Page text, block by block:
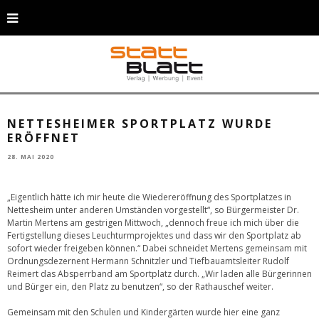
Ein tolles Projekt wurde nun an die Menschen in Rommerskirchen
übergeben. Bürgermeister Dr. Martin Mertens (Bildmitte) hätte sich gerne
einen anderen Rahmen zur Eröffnung des Nettesheimer Sportplatzes
gewünscht. © Gemeinde Rommerskirchen
NETTESHEIMER SPORTPLATZ WURDE
ERÖFFNET
28. MAI 2020
„Eigentlich hätte ich mir heute die Wiedereröffnung des Sportplatzes in
Nettesheim unter anderen Umständen vorgestellt“, so Bürgermeister Dr.
Martin Mertens am gestrigen Mittwoch, „dennoch freue ich mich über die
Fertigstellung dieses Leuchturmprojektes und dass wir den Sportplatz ab
sofort wieder freigeben können.“ Dabei schneidet Mertens gemeinsam mit
Ordnungsdezernent Hermann Schnitzler und Tiefbauamtsleiter Rudolf
Reimert das Absperrband am Sportplatz durch. „Wir laden alle Bürgerinnen
und Bürger ein, den Platz zu benutzen“, so der Rathauschef weiter.
Gemeinsam mit den Schulen und Kindergärten wurde hier eine ganz